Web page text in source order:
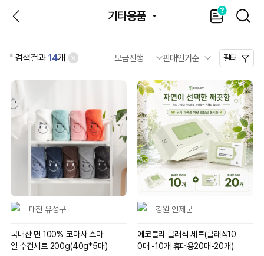
뒤
기타용품
가
이
'' 검색결과 14개 필터
대전 유성구
국내산 면 100% 코마사 스마
일 수건세트 200g(40g*5매)
강원 인제군
에코블리 클래식 세트(클래식10
0매 -10개 휴대용20매-20개)